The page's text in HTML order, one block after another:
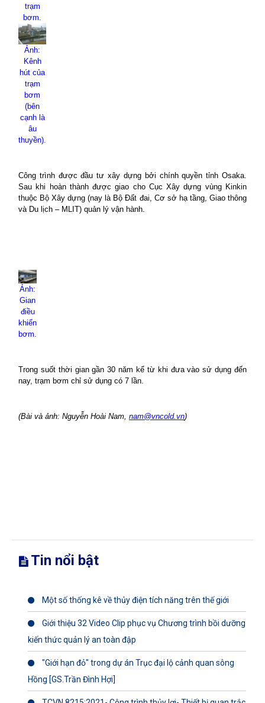
trạm
bơm.
Ảnh:
Kênh
hút của
trạm
bơm
(bên
cạnh là
âu
thuyền).
Công trình được đầu tư xây dựng bởi chính quyền tỉnh Osaka.
Sau khi hoàn thành được giao cho Cục Xây dựng vùng Kinkin
thuộc Bộ Xây dựng (nay là Bộ Đất đai, Cơ sở hạ tầng, Giao thông
và Du lịch – MLIT) quản lý vận hành.
Ảnh:
Gian
điều
khiển
bơm.
Trong suốt thời gian gần 30 năm kể từ khi đưa vào sử dụng đến
nay, trạm bơm chỉ sử dụng có 7 lần.
(Bài và ảnh: Nguyễn Hoài Nam, nam@vncold.vn)
Tin nổi bật
Một số thống kê về thủy điện tích năng trên thế giới
Giới thiệu 32 Video Clip phục vụ Chương trình bồi dưỡng
kiến thức quản lý an toàn đập
"Giới hạn đỏ" trong dự án Trục đại lộ cảnh quan sông
Hồng [GS.Trần Đình Hợi]